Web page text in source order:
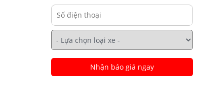
PRODUCTS
Home Products
Nhận báo giá ngay